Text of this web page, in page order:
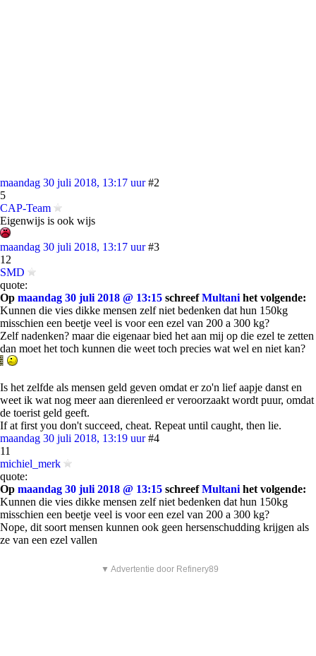
maandag 30 juli 2018, 13:17 uur #2
5
CAP-Team
Eigenwijs is ook wijs
maandag 30 juli 2018, 13:17 uur #3
12
SMD
quote:
Op maandag 30 juli 2018 @ 13:15 schreefMultani het volgende:
Kunnen die vies dikke mensen zelf niet bedenken dat hun 150kg
misschien een beetje veel is voor een ezel van 200 a 300 kg?
Zelf nadenken? maar die eigenaar bied het aan mij op die ezel te zetten
dan moet het toch kunnen die weet toch precies wat wel en niet kan?
Is het zelfde als mensen geld geven omdat er zo'n lief aapje danst en
weet ik wat nog meer aan dierenleed er veroorzaakt wordt puur, omdat
de toerist geld geeft.
If at first you don't succeed, cheat. Repeat until caught, then lie.
maandag 30 juli 2018, 13:19 uur #4
11
michiel_merk
quote:
Op maandag 30 juli 2018 @ 13:15 schreefMultani het volgende:
Kunnen die vies dikke mensen zelf niet bedenken dat hun 150kg
misschien een beetje veel is voor een ezel van 200 a 300 kg?
Nope, dit soort mensen kunnen ook geen hersenschudding krijgen als
ze van een ezel vallen
▼ Advertentie door Refinery89